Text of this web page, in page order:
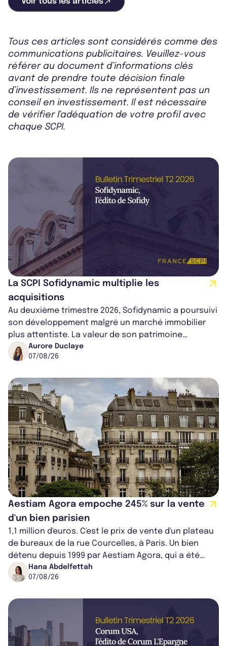
Tous ces articles sont considérés comme des
communications publicitaires. Veuillez-vous
référer au document d’informations clés
avant de prendre toute décision finale
d’investissement. Ils ne représentent pas un
conseil en investissement. Il est nécessaire
de vérifier l'adéquation de votre profil avec
chaque SCPI.
La SCPI Sofidynamic multiplie les
acquisitions
Au deuxième trimestre 2026, Sofidynamic a poursuivi
son développement malgré un marché immobilier
plus attentiste. La valeur de son patrimoine
progresse de 3,8% à périmètre constan...
Aurore Duclaye
07/08/26
Aestiam Agora empoche 245% sur la vente
d'un bien parisien
1,1 million d'euros. C'est le prix de vente d'un plateau
de bureaux de la rue Courcelles, à Paris. Un bien
détenu depuis 1999 par Aestiam Agora, qui a été
cédé avec une plus-value...
Hana Abdelfettah
07/08/26